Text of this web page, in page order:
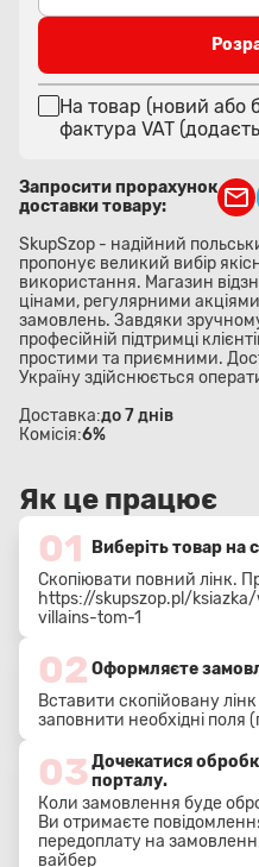
На товар (новий або
фактура VAT
Запросити прорахунок
доставки товару:
SkupSzop - надійний
пропонує великий вибір
використання. Магазин
цінами, регулярними
замовлень. Завдяки
професійній підтримці
простими та приємними.
Україну здійснюється
Доставка:до 7 днів
Комісія:6%
Як це працює
01
Виберіть товар на
Скопіювати повний лінк.
https://skupszop.pl/
villains-tom-1
02 Оформляєте
Вставити скопійовану
заповнити необхідні поля
03Дочекатися
порталу.
Коли замовлення буде
Ви отримаєте
передоплату на
вайбер